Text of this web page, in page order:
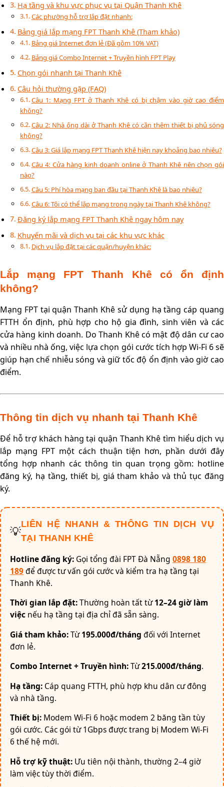
Hạ tầng và khu vực phục vụ tại Quận Thanh Khê
Các phường hỗ trợ lắp đặt nhanh:
Bảng giá lắp mạng FPT Thanh Khê (Tham khảo)
Bảng giá Internet đơn lẻ (Đã gồm 10% VAT)
Bảng giá Combo Internet + Truyền hình FPT Play
Chọn gói nhanh tại Thanh Khê
Câu hỏi thường gặp (FAQ)
Câu 1: Mạng FPT ở Thanh Khê có bị chậm vào giờ cao điểm
không?
Câu 2: Nhà ống dài ở Thanh Khê có cần thêm thiết bị phủ sóng
không?
Câu 3: Giá lắp mạng FPT Thanh Khê hiện nay khoảng bao nhiêu?
Câu 4: Cửa hàng kinh doanh online ở Thanh Khê nên chọn gói
nào?
Câu 5: Phí hòa mạng ban đầu tại Thanh Khê là bao nhiêu?
Câu 6: Tôi có thể lắp mạng trong ngày tại Thanh Khê không?
Đăng ký lắp mạng FPT Thanh Khê ngay hôm nay
Khuyến mãi và dịch vụ tại các khu vực khác
Dịch vụ lắp đặt tại các quận/huyện khác:
Lắp mạng FPT Thanh Khê có ổn định
không?
Mạng FPT tại quận Thanh Khê sử dụng hạ tầng cáp quang
FTTH ổn định, phù hợp cho hộ gia đình, sinh viên và các
cửa hàng kinh doanh. Do Thanh Khê có mật độ dân cư cao
và nhiều nhà ống, việc lựa chọn gói cước tích hợp Wi-Fi 6 sẽ
giúp hạn chế nhiễu sóng và giữ tốc độ ổn định vào giờ cao
điểm.
Thông tin dịch vụ nhanh tại Thanh Khê
Để hỗ trợ khách hàng tại quận Thanh Khê tìm hiểu dịch vụ
lắp mạng FPT một cách thuận tiện hơn, phần dưới đây
tổng hợp nhanh các thông tin quan trọng gồm: hotline
đăng ký, hạ tầng, thiết bị, giá tham khảo và thủ tục đăng
ký.
💡LIÊN HỆ NHANH & THÔNG TIN DỊCH VỤ
TẠI THANH KHÊ
Hotline đăng ký: Gọi tổng đài FPT Đà Nẵng 0898 180
189để được tư vấn gói cước và kiểm tra hạ tầng tại
Thanh Khê.
Thời gian lắp đặt:Thường hoàn tất từ12–24 giờ làm
việc nếu hạ tầng tại địa chỉ đã sẵn sàng.
Giá tham khảo:Từ195.000đ/tháng đối với Internet
đơn lẻ.
Combo Internet + Truyền hình:Từ215.000đ/tháng.
Hạ tầng: Cáp quang FTTH, phù hợp khu dân cư đông
và nhà tầng.
Thiết bị: Modem Wi-Fi 6 hoặc modem 2 băng tần tùy
gói cước. Các gói từ 1Gbps được trang bị Modem Wi-Fi
6 thế hệ mới.
Hỗ trợ kỹ thuật: Ưu tiên nội thành, thường 2–4 giờ
làm việc tùy thời điểm.